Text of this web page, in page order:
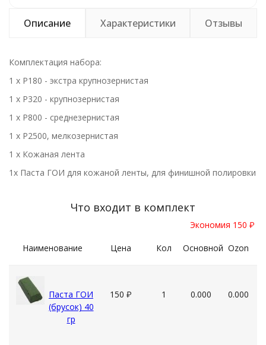
Описание Характеристики Отзывы
Комплектация набора:
1 x P180 - экстра крупнозернистая
1 x P320 - крупнозернистая
1 x P800 - среднезернистая
1 x P2500, мелкозернистая
1 x Кожаная лента
1x Паста ГОИ для кожаной ленты, для финишной полировки
Что входит в комплект
Экономия 150 ₽
Наименование Цена Кол Основной Ozon
Паста ГОИ
(брусок) 40
гр
150₽ 1 0.000 0.000